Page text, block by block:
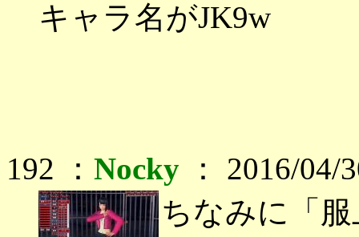
キャラ名がJK9w
192 ： Nocky ： 2016/
ちなみに「